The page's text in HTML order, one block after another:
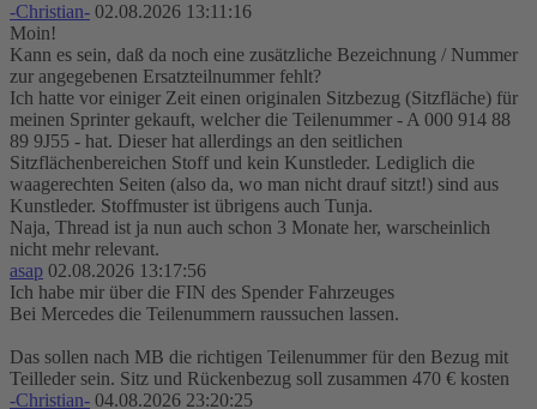
-Christian- 02.08.2026 13:11:16
Moin!
Kann es sein, daß da noch eine zusätzliche Bezeichnung / Nummer
zur angegebenen Ersatzteilnummer fehlt?
Ich hatte vor einiger Zeit einen originalen Sitzbezug (Sitzfläche) für
meinen Sprinter gekauft, welcher die Teilenummer - A 000 914 88
89 9J55 - hat. Dieser hat allerdings an den seitlichen
Sitzflächenbereichen Stoff und kein Kunstleder. Lediglich die
waagerechten Seiten (also da, wo man nicht drauf sitzt!) sind aus
Kunstleder. Stoffmuster ist übrigens auch Tunja.
Naja, Thread ist ja nun auch schon 3 Monate her, warscheinlich
nicht mehr relevant.
asap 02.08.2026 13:17:56
Ich habe mir über die FIN des Spender Fahrzeuges
Bei Mercedes die Teilenummern raussuchen lassen.
Das sollen nach MB die richtigen Teilenummer für den Bezug mit
Teilleder sein. Sitz und Rückenbezug soll zusammen 470 € kosten
-Christian- 04.08.2026 23:20:25